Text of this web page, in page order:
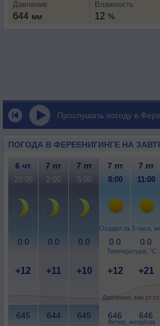
Давление
644 мм
Влажность
12 %
Прослушать погоду в
ПОГОДА В ФЕРЕЕНИГИНГЕ НА
Осадки за 3 часа,
Температура, °C
Давление, мм рт.ст.
Ветер, метр/сек
6 чт 7 пт 7 пт 7 пт 7 пт
23:00 2:00 5:00 8:00 11:00
0.0 0.0 0.0 0.0 0.0
+12 +11 +10 +12 +21
645 644 645 646 646